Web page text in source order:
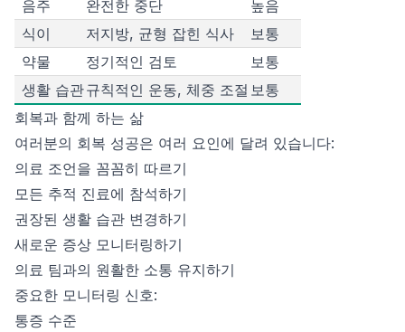
음주 완전한 중단
높음
식이
저지방, 균형 잡힌 식사
보통
약물
정기적인 검토
보통
생활 습관규칙적인 운동, 체중 조절 보통
회복과 함께 하는 삶
여러분의 회복 성공은 여러 요인에 달려 있습니다:
의료 조언을 꼼꼼히 따르기
모든 추적 진료에 참석하기
권장된 생활 습관 변경하기
새로운 증상 모니터링하기
의료 팀과의 원활한 소통 유지하기
중요한 모니터링 신호:
통증 수준